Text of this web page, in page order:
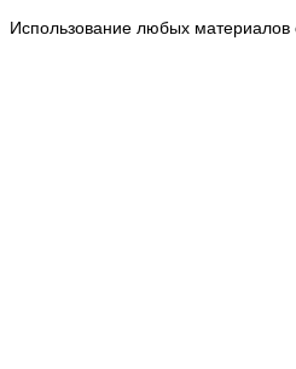
Использование любых материалов